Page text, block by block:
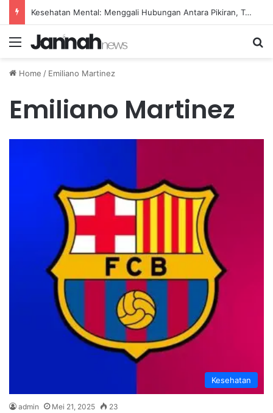
Kesehatan Mental: Menggali Hubungan Antara Pikiran, Tubuh, dan Emosi secara Mendalam
Menu
Home / Emiliano Martinez
Emiliano Martinez
Kesehatan
admin Mei 21, 2025 23